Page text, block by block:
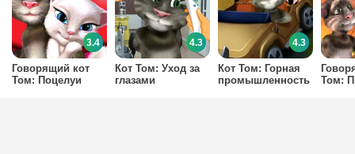
Говорящий кот
Том: Поцелуи
3.4
Кот Том: Уход за
глазами
4.3
Кот Том: Горная
промышленность
4.3
Том: